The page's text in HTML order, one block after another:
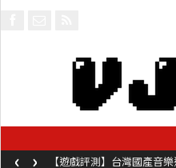
【遊戲評測】台灣國產音
‹ ›